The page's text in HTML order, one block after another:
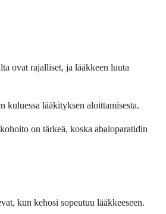
ovat rajalliset, ja lääkkeen luuta
kuluessa lääkityksen aloittamisesta.
on tärkeä, koska abaloparatidin
kun kehosi sopeutuu lääkkeeseen.